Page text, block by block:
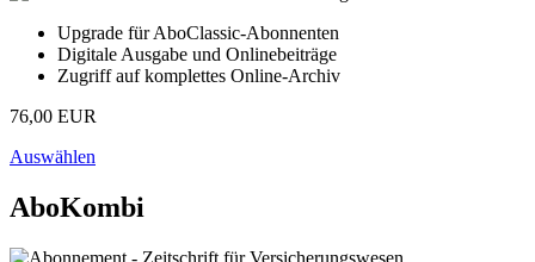
Upgrade für AboClassic-Abonnenten
Digitale Ausgabe und Onlinebeiträge
Zugriff auf komplettes Online-Archiv
76,00 EUR
Auswählen
AboKombi